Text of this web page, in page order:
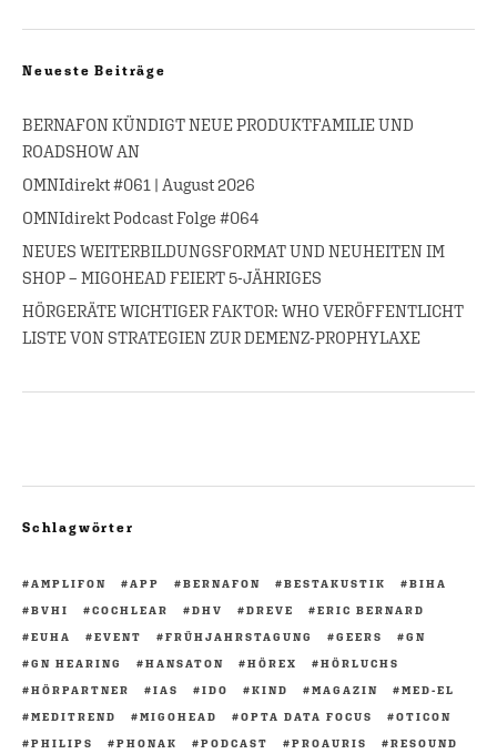
Neueste Beiträge
BERNAFON KÜNDIGT NEUE PRODUKTFAMILIE UND
ROADSHOW AN
OMNIdirekt #061 | August 2026
OMNIdirekt Podcast Folge #064
NEUES WEITERBILDUNGSFORMAT UND NEUHEITEN IM
SHOP – MIGOHEAD FEIERT 5-JÄHRIGES
HÖRGERÄTE WICHTIGER FAKTOR: WHO VERÖFFENTLICHT
LISTE VON STRATEGIEN ZUR DEMENZ-PROPHYLAXE
Schlagwörter
AMPLIFON APP BERNAFON BESTAKUSTIK
BIHA
BVHI
COCHLEAR DHV DREVE
ERIC BERNARD
EUHA
EVENT FRÜHJAHRSTAGUNG GEERS
GN
GN HEARING
HANSATON HÖREX
HÖRLUCHS
HÖRPARTNER
IAS IDO KIND MAGAZIN
MED-EL
MEDITREND
MIGOHEAD OPTA DATA FOCUS
OTICON
PHILIPS
PHONAK PODCAST PROAURIS
RESOUND